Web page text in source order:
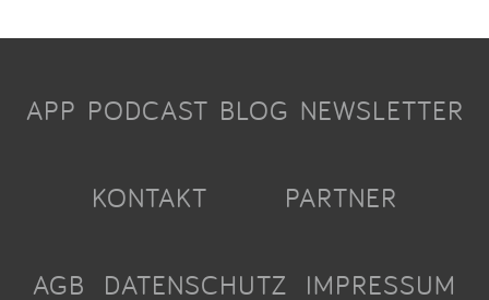
APP PODCAST BLOG NEWSLETTER
KONTAKT PARTNER
AGB DATENSCHUTZ IMPRESSUM